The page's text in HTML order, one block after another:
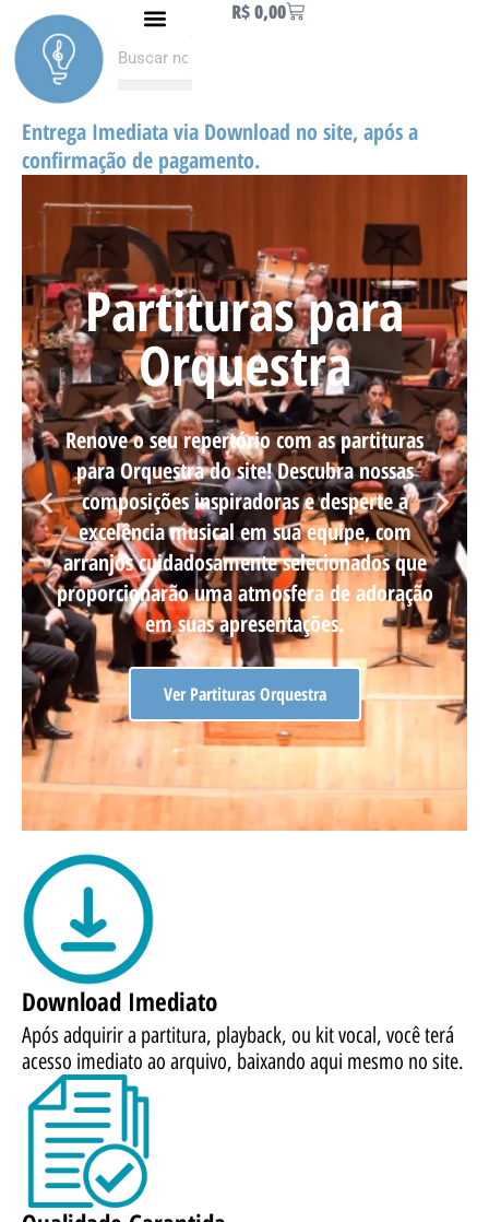
para
conteúdo
Pesquisar
R$0,00Carrinho
Entrega Imediata via Download no site, após a
confirmação de pagamento.
Partituras para
Orquestra
Renove o seu repertório com as partituras
para Orquestra do site! Descubra nossas
composições inspiradoras e desperte a
excelência musical em sua equipe, com
arranjos cuidadosamente selecionados que
proporcionarão uma atmosfera de adoração
em suas apresentações.
Ver Partituras Orquestra
Download Imediato
Após adquirir a partitura, playback, ou kit vocal, você terá
acesso imediato ao arquivo, baixando aqui mesmo no site.